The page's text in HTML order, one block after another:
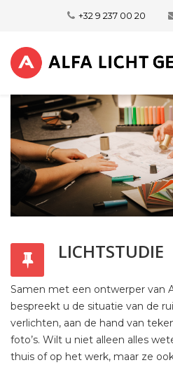
+32 9 237 00 20
LICHTSTUDIE
Samen met een ontwerper van
bespreekt u de situatie van de
verlichten, aan de hand van
foto’s. Wilt u niet alleen alles
thuis of op het werk, maar ze